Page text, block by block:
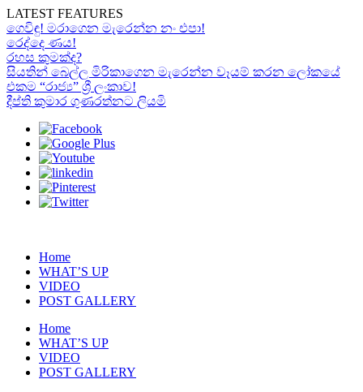
LATEST FEATURES
ගෙවිඳු! මරාගෙන මැරෙන්න නං එපා!
රෙද්දෙ ණය!
රහස කුමක්ද?
සියතින් බෙල්ල මිරිකාගෙන මැරෙන්න වෑයම් කරන ලෝකයේ
එකම “රාජ්‍ය” ශ්‍රී ලංකාව!
දීප්ති කුමාර ගුණරත්නට ලියමි
Home
WHAT’S UP
VIDEO
POST GALLERY
Home
WHAT’S UP
VIDEO
POST GALLERY